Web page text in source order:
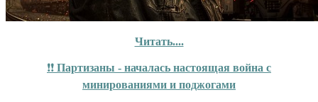
Читать....
❗❗ Партизаны - началась настоящая война с
минированиями и поджогами